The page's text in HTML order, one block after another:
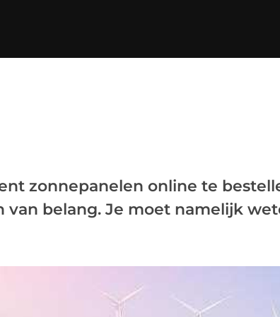
zonnepanelen online te
van belang. Je moet namelijk